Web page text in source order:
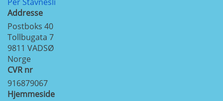
Addresse
Postboks 40
Tollbugata 7
9811 VADSØ
Norge
CVR nr
916879067
Hjemmeside